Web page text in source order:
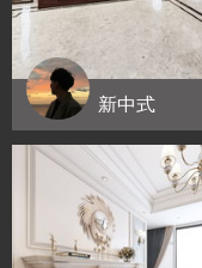
新中式